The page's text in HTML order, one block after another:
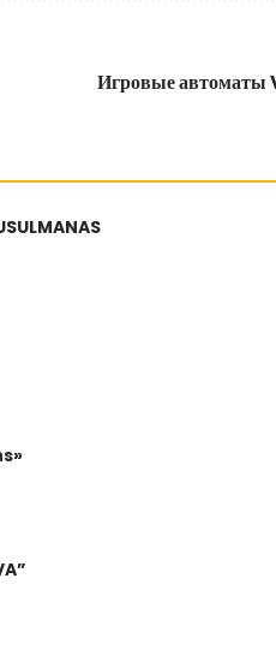
Игровые автоматы